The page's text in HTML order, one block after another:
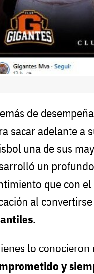
de
sacar adelante a
una de sus
un
que con
al convertirse
.
lo
y